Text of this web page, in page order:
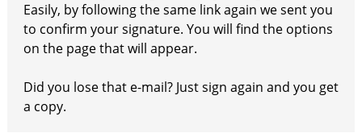
Easily, by following the same link again we sent you
to confirm your signature. You will find the options
on the page that will appear.
Did you lose that e-mail? Just sign again and you get
a copy.